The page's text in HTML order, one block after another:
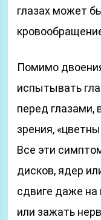
глазах может
Помимо
испытывать
перед
зрения,
Все эти
дисков, ядер
сдвиге даже
или зажать